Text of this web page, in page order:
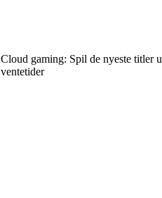
Cloud gaming: Spil de nyeste titler
ventetider